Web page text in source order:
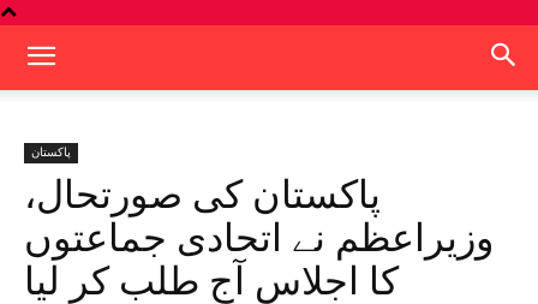
پاکستان
پاکستان کی صورتحال،
وزیراعظم نے اتحادی جماعتوں
کا اجلاس آج طلب کر لیا